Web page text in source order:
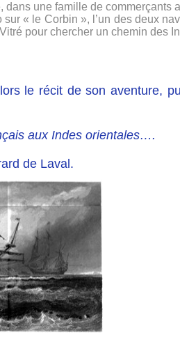
une famille de commerçants
« le Corbin », l’un des deux
pour chercher un chemin des
le récit de son aventure,
aux Indes orientales….
de Laval.